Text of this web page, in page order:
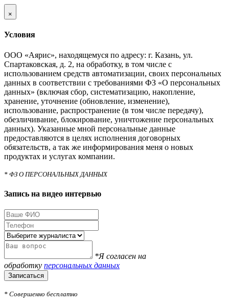
×
Условия
ООО «Аярис», находящемуся по адресу: г. Казань, ул.
Спартаковская, д. 2, на обработку, в том числе с
использованием средств автоматизации, своих персональных
данных в соответствии с требованиями ФЗ «О персональных
данных» (включая сбор, систематизацию, накопление,
хранение, уточнение (обновление, изменение),
использование, распространение (в том числе передачу),
обезличивание, блокирование, уничтожение персональных
данных). Указанные мной персональные данные
предоставляются в целях исполнения договорных
обязательств, а так же информирования меня о новых
продуктах и услугах компании.
* ФЗ О ПЕРСОНАЛЬНЫХ ДАННЫХ
Запись на видео интервью
*Я согласен на
обработку персональных данных
Записаться
* Совершенно бесплатно